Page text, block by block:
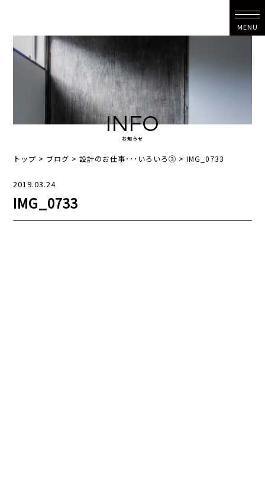
MENU
INFO
お知らせ
トップ > ブログ >設計のお仕事･･･いろいろ③ >IMG_0733
2019.03.24
IMG_0733